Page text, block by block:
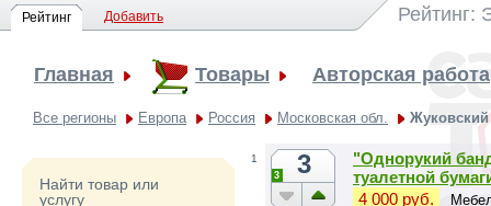
Рейтинг Добавить Рейтинг:
Главная Товары Авторская работа
Все регионы Европа Россия Московская обл. Жуковский
Найти товар или
услугу
1 3
3
"Однорукий
туалетной
4 000 руб.